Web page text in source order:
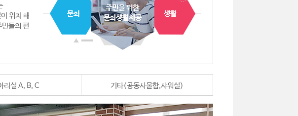
위치 해
들의 편
리실 A, B, C 기타(공동사물함,샤워실)